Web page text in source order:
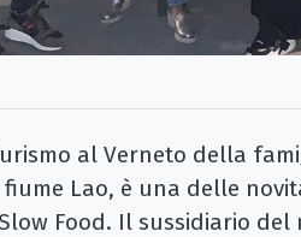
al Verneto della
Lao, è una delle
Food. Il sussidiario